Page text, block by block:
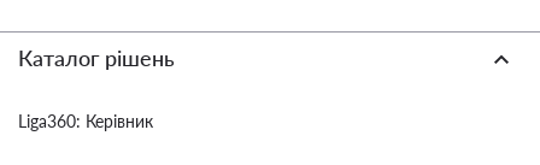
Каталог рішень
Liga360: Керівник